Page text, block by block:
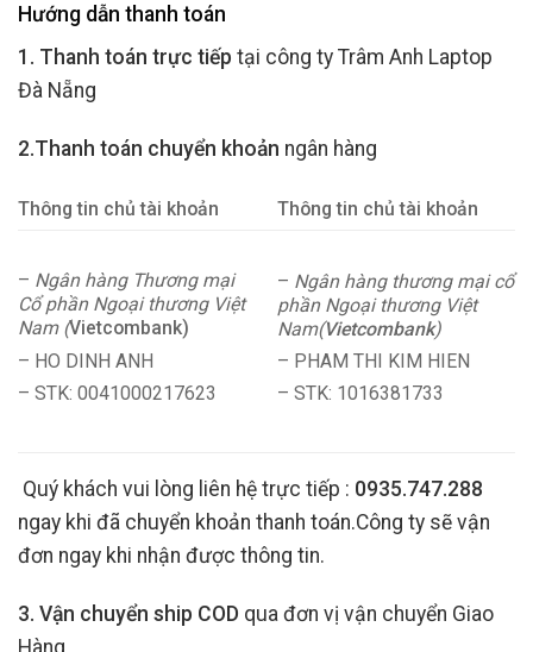
Hướng dẫn thanh toán
1. Thanh toán trực tiếp tại công ty Trâm Anh Laptop
Đà Nẵng
2.Thanh toán chuyển khoản ngân hàng
Thông tin chủ tài khoản Thông tin chủ tài khoản
– Ngân hàng Thương mại
Cổ phần Ngoại thương Việt
Nam (Vietcombank)
– HO DINH ANH
– STK: 0041000217623
– Ngân hàng thương mại cổ
phần Ngoại thương Việt
Nam(Vietcombank)
– PHAM THI KIM HIEN
– STK: 1016381733
Quý khách vui lòng liên hệ trực tiếp : 0935.747.288
ngay khi đã chuyển khoản thanh toán.Công ty sẽ vận
đơn ngay khi nhận được thông tin.
3. Vận chuyển ship COD qua đơn vị vận chuyển Giao